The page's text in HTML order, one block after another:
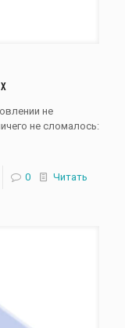
не
не сломалось:
0 Читать